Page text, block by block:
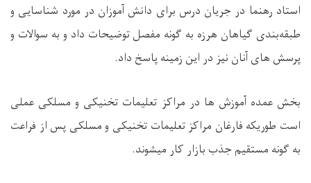
استاد رهنما در جریان درس برای دانش آموزان در مورد شناسایی و
طبقه‌بندی گیاهان هرزه به گونه مفصل توضیحات داد و به سوالات و
پرسش های آنان نیز در این زمینه پاسخ داد.
بخش عمده آموزش ها در مراکز تعلیمات تخنیکی و مسلکی عملی
است طوریکه فارغان مراکز تعلیمات تخنیکی و مسلکی پس از فراعت
به گونه مستقیم جذب بازار کار میشوند.